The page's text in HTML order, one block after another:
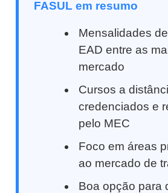
FASUL em resumo
Mensalidades
EAD entre as
mercado
Cursos a
credenciados e
pelo MEC
Foco em áreas
ao mercado de
Boa opção para